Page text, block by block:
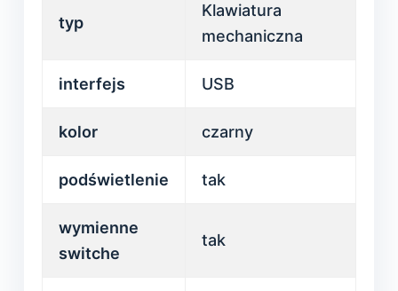
typ
Klawiatura
mechaniczna
interfejs USB
kolor czarny
podświetlenie tak
wymienne
switche
tak